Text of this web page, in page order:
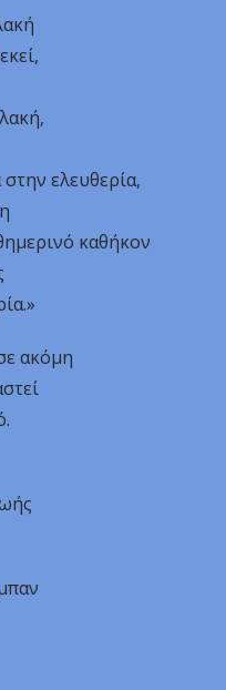
ελευθερία,
καθήκον
ακόμη